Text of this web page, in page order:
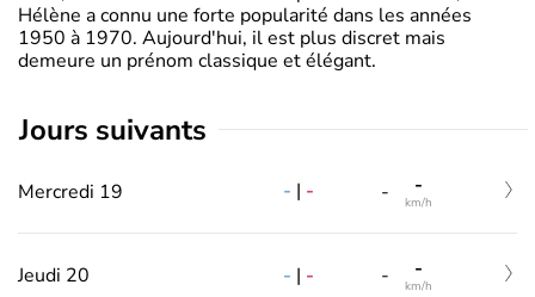
Hélène a connu une forte popularité dans les années
1950 à 1970. Aujourd'hui, il est plus discret mais
demeure un prénom classique et élégant.
jours suivants
Mercredi 19 - | - - -
km/h
Jeudi 20 - | - - -
km/h